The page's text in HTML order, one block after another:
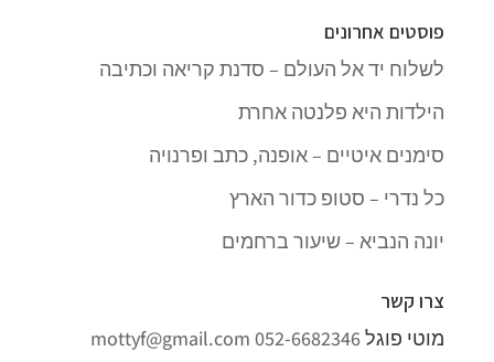
פוסטים אחרונים
לשלוח יד אל העולם – סדנת קריאה וכתיבה
הילדות היא פלנטה אחרת
סימנים איטיים – אופנה, כתב ופרנויה
כל נדרי – סטופ כדור הארץ
יונה הנביא – שיעור ברחמים
צרו קשר
מוטי פוגל052-6682346
mottyf@gmail.com